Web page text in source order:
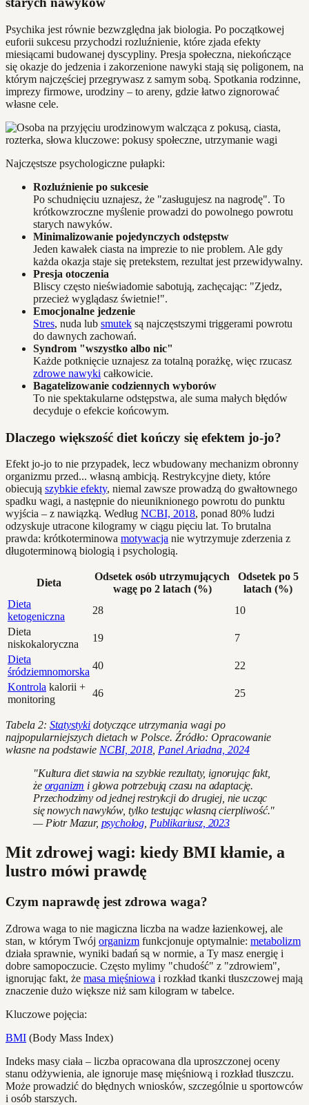
Psychika jest równie bezwzględna jak biologia. Po początkowej
euforii sukcesu przychodzi rozluźnienie, które zjada efekty
miesiącami budowanej dyscypliny. Presja społeczna, niekończące
się okazje do jedzenia i zakorzenione nawyki stają się poligonem, na
którym najczęściej przegrywasz z samym sobą. Spotkania rodzinne,
imprezy firmowe, urodziny – to areny, gdzie łatwo zignorować
własne cele.
Najczęstsze psychologiczne pułapki:
Rozluźnienie po sukcesie
Po schudnięciu uznajesz, że "zasługujesz na nagrodę". To
krótkowzroczne myślenie prowadzi do powolnego powrotu
starych nawyków.
Minimalizowanie pojedynczych odstępstw
Jeden kawałek ciasta na imprezie to nie problem. Ale gdy
każda okazja staje się pretekstem, rezultat jest przewidywalny.
Presja otoczenia
Bliscy często nieświadomie sabotują, zachęcając: "Zjedz,
przecież wyglądasz świetnie!".
Emocjonalne jedzenie
Stres, nuda lub smutek są najczęstszymi triggerami powrotu
do dawnych zachowań.
Syndrom "wszystko albo nic"
Każde potknięcie uznajesz za totalną porażkę, więc rzucasz
zdrowe nawyki całkowicie.
Bagatelizowanie codziennych wyborów
To nie spektakularne odstępstwa, ale suma małych błędów
decyduje o efekcie końcowym.
Dlaczego większość diet kończy się efektem jo-jo?
Efekt jo-jo to nie przypadek, lecz wbudowany mechanizm obronny
organizmu przed... własną ambicją. Restrykcyjne diety, które
obiecują szybkie efekty, niemal zawsze prowadzą do gwałtownego
spadku wagi, a następnie do nieuniknionego powrotu do punktu
wyjścia – z nawiązką. Według NCBI, 2018, ponad 80% ludzi
odzyskuje utracone kilogramy w ciągu pięciu lat. To brutalna
prawda: krótkoterminowa motywacja nie wytrzymuje zderzenia z
długoterminową biologią i psychologią.
Dieta
Odsetek osób utrzymujących
wagę po 2 latach (%)
Odsetek po 5
latach (%)
Dieta
ketogeniczna
28
10
Dieta
niskokaloryczna
19
7
Dieta
śródziemnomorska
40
22
Kontrola kalorii +
monitoring
46 25
Tabela 2: Statystyki dotyczące utrzymania wagi po
najpopularniejszych dietach w Polsce. Źródło: Opracowanie
własne na podstawie NCBI, 2018 Panel Ariadna, 2024
"Kultura diet stawia na szybkie rezultaty, ignorując fakt,
że organizm i głowa potrzebują czasu na adaptację.
Przechodzimy od jednej restrykcji do drugiej, nie ucząc
się nowych nawyków, tylko testując własną cierpliwość."
— Piotr Mazur, psycholog Publikariusz, 2023
Mit zdrowej wagi: kiedy BMI kłamie, a
lustro mówi prawdę
Czym naprawdę jest zdrowa waga?
Zdrowa waga to nie magiczna liczba na wadze łazienkowej, ale
stan, w którym Twój organizm funkcjonuje optymalnie: metabolizm
działa sprawnie, wyniki badań są w normie, a Ty masz energię i
dobre samopoczucie. Często mylimy "chudość" z "zdrowiem",
ignorując fakt, że masa mięśniowa i rozkład tkanki tłuszczowej mają
znaczenie dużo większe niż sam kilogram w tabelce.
Kluczowe pojęcia:
BMI (Body Mass Index)
Indeks masy ciała – liczba opracowana dla uproszczonej oceny
stanu odżywienia, ale ignoruje masę mięśniową i rozkład tłuszczu.
Może prowadzić do błędnych wniosków, szczególnie u sportowców
i osób starszych.